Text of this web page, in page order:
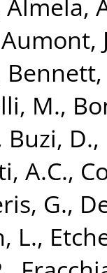
Almela,
Aumont,
M.,
Buzi, D.,
A.C.,
G.,
L.,